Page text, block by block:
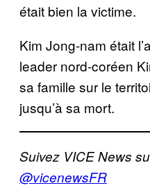
était bien la victime.
Kim Jong-nam était
leader nord-coréen
sa famille sur le
jusqu’à sa mort.
Suivez VICE News
@vicenewsFR